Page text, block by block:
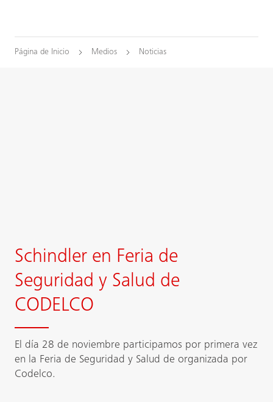
Página de Inicio Medios Noticias
Schindler en Feria de
Seguridad y Salud de
CODELCO
El día 28 de noviembre participamos por primera vez
en la Feria de Seguridad y Salud de organizada por
Codelco.